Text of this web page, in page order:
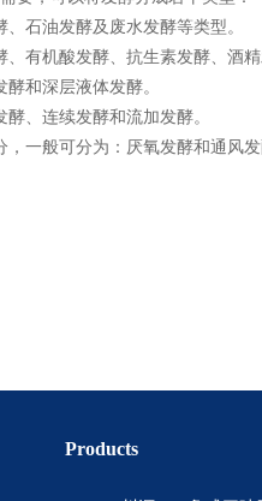
石油发酵及废水发酵等类型。
机酸发酵、抗生素发酵、酒精
和深层液体发酵。
、连续发酵和流加发酵。
般可分为：厌氧发酵和通风发
Products